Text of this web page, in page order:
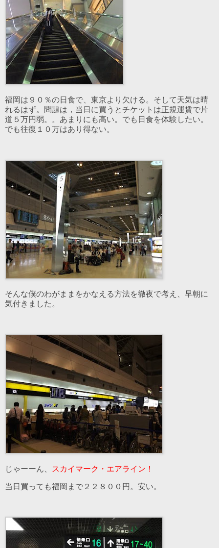
福岡は９０％の日食で、東京より欠ける。そして天気は晴
れるはず。問題は，当日に買うとチケットは正規運賃で片
道５万円弱。。あまりにも高い。でも日食を体験したい。
でも往復１０万はあり得ない。
そんな僕のわがままをかなえる方法を徹夜で考え、早朝に
気付きました。
じゃーーん、 スカイマーク・エアライン！
当日買っても福岡まで２２８００円。安い。